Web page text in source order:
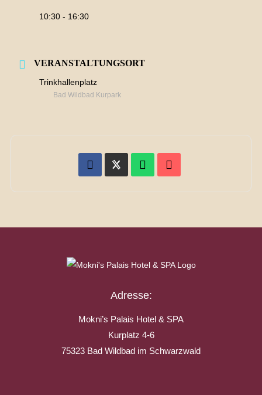
10:30 - 16:30
VERANSTALTUNGSORT
Trinkhallenplatz
Bad Wildbad Kurpark
Adresse:
Mokni’s Palais Hotel & SPA
Kurplatz 4-6
75323 Bad Wildbad im Schwarzwald